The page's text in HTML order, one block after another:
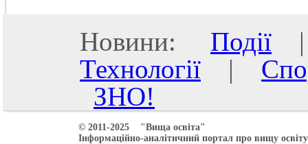
Новини: Події
Технології |
ЗНО!
© 2011-2025 "Вища освіта"
Інформаційно-аналітичний портал про вищу